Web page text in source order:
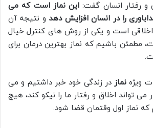
و رفتار انسان گفت: این نماز است که می
را در انسان افزایش دهد و نتیجه آن
است و یکی از روش های کنترل خیال
مطمئن باشیم که نماز بهترین درمان برای
ویژه نماز در زندگی خود خبر داشتیم و می
می تواند اخلاق و رفتار ما را نیکو کند، هیچ
که نماز اول وقتمان قضا شود.